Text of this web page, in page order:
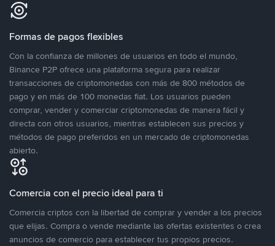
Formas de pagos flexibles
Con la confianza de millones de usuarios en todo el mundo,
Binance P2P ofrece una plataforma segura para realizar
transacciones de criptomonedas con más de 800 métodos de
pago y en más de 100 monedas fiat. Los usuarios pueden
comprar, vender y comerciar criptomonedas de manera fácil y
directa con otros usuarios, mientras establecen sus precios y
métodos de pago preferidos en un mercado de criptomonedas
abierto.
Comercia con el precio ideal para ti
Comercia criptos con la libertad de comprar y vender a los precios
que elijas. Compra o vende mediante las ofertas existentes o crea
anuncios de comercio para establecer tus propios precios.